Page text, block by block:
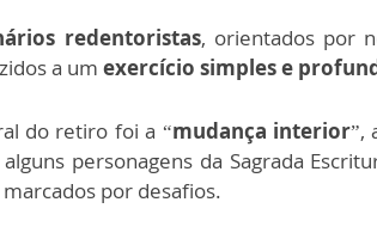
redentoristas, orientados por
a um exercício simples e
do retiro foi a “mudança interior”,
personagens da Sagrada
por desafios.